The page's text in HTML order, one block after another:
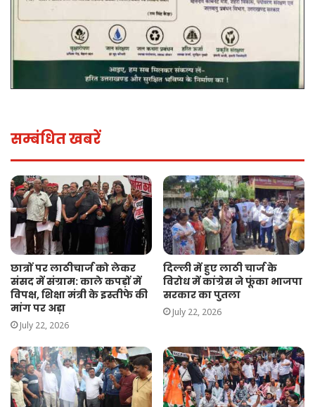
सम्बंधित खबरें
छात्रों पर लाठीचार्ज को लेकर
संसद में संग्राम: काले कपड़ों में
विपक्ष, शिक्षा मंत्री के इस्तीफे की
मांग पर अड़ा
July 22, 2026
दिल्ली में हुए लाठी चार्ज के
विरोध में कांग्रेस ने फूंका भाजपा
सरकार का पुतला
July 22, 2026